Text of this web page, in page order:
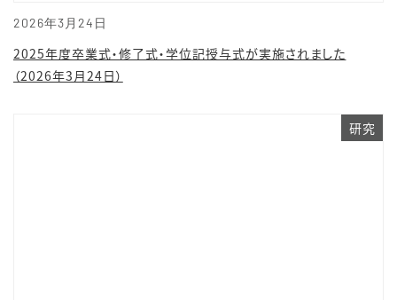
2026年3月24日
2025年度卒業式・修了式・学位記授与式が実施されました
（2026年3月24日）
研究